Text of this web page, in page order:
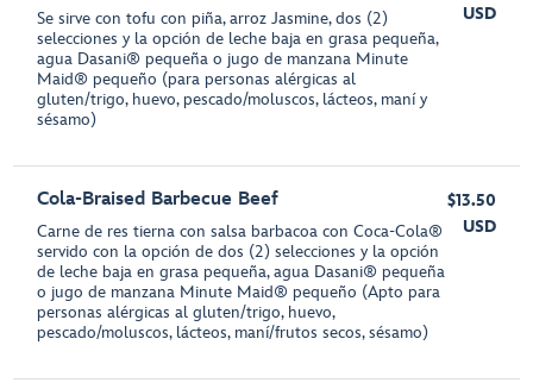
Se sirve con tofu con piña, arroz Jasmine, dos (2)
selecciones y la opción de leche baja en grasa pequeña,
agua Dasani® pequeña o jugo de manzana Minute
Maid® pequeño (para personas alérgicas al
gluten/trigo, huevo, pescado/moluscos, lácteos, maní y
sésamo)
USD
Cola-Braised Barbecue Beef
Carne de res tierna con salsa barbacoa con Coca-Cola®
servido con la opción de dos (2) selecciones y la opción
de leche baja en grasa pequeña, agua Dasani® pequeña
o jugo de manzana Minute Maid® pequeño (Apto para
personas alérgicas al gluten/trigo, huevo,
pescado/moluscos, lácteos, maní/frutos secos, sésamo)
$13.50
USD